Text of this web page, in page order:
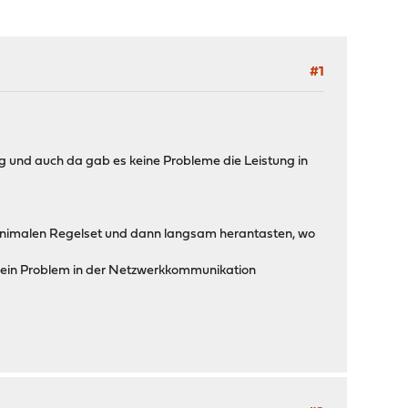
#1
auch da gab es keine Probleme die Leistung in
Regelset und dann langsam herantasten, wo
Problem in der Netzwerkkommunikation